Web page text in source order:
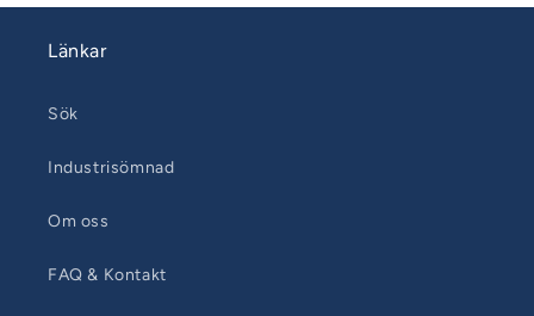
Länkar
Sök
Industrisömnad
Om oss
FAQ & Kontakt